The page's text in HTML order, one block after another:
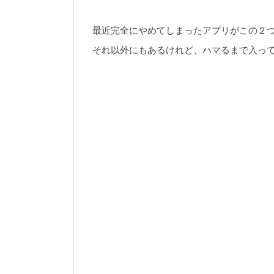
最近完全にやめてしまったアプリがこの２つ
それ以外にもあるけれど、ハマるまで入っ